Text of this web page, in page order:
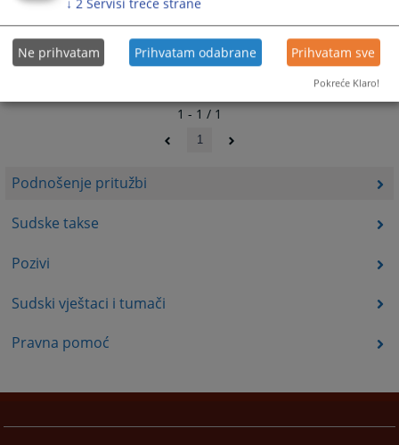
Podnošenje pritužbi
Sudske takse
Pozivi
Sudski vještaci i tumači
Pravna pomoć
1 - 1 / 1
1
↓ 2 Servisi treće strane
Ne prihvatam Prihvatam odabrane Prihvatam sve
Pokreće Klaro!